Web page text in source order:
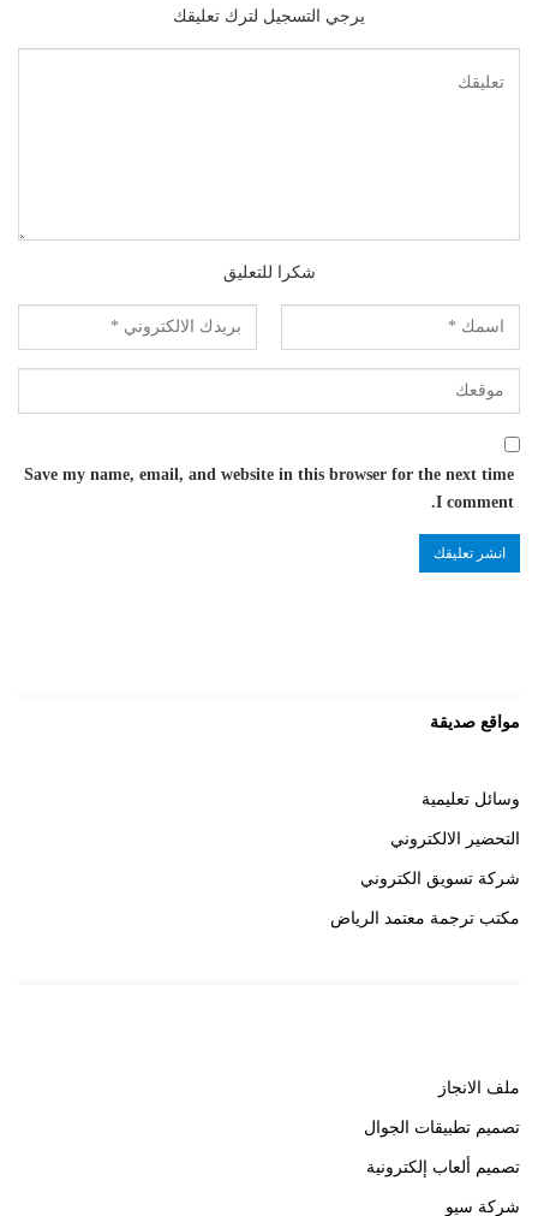
يرجي التسجيل لترك تعليقك
شكرا للتعليق
Save my name, email, and website in this browser for the next time
I comment.
مواقع صديقة
وسائل تعليمية
التحضير الالكتروني
شركة تسويق الكتروني
مكتب ترجمة معتمد الرياض
ملف الانجاز
تصميم تطبيقات الجوال
تصميم ألعاب إلكترونية
شركة سيو